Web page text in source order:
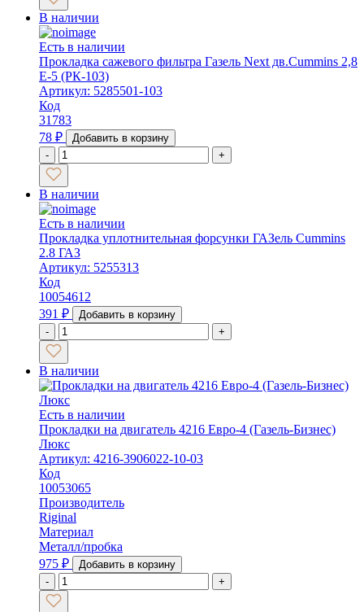
В наличии
Есть в наличии
Прокладка сажевого фильтра Газель Next дв.Cummins 2,8
Е-5 (РК-103)
Артикул: 5285501-103
Код
31783
78 ₽
Добавить в корзину
-
+
В наличии
Есть в наличии
Прокладка уплотнительная форсунки ГАЗель Cummins
2.8 ГАЗ
Артикул: 5255313
Код
10054612
391 ₽
Добавить в корзину
-
+
В наличии
Есть в наличии
Прокладки на двигатель 4216 Евро-4 (Газель-Бизнес)
Люкс
Артикул: 4216-3906022-10-03
Код
10053065
Производитель
Riginal
Материал
Металл/пробка
975 ₽
Добавить в корзину
-
+